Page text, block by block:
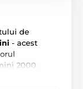
de
- acest
2000.